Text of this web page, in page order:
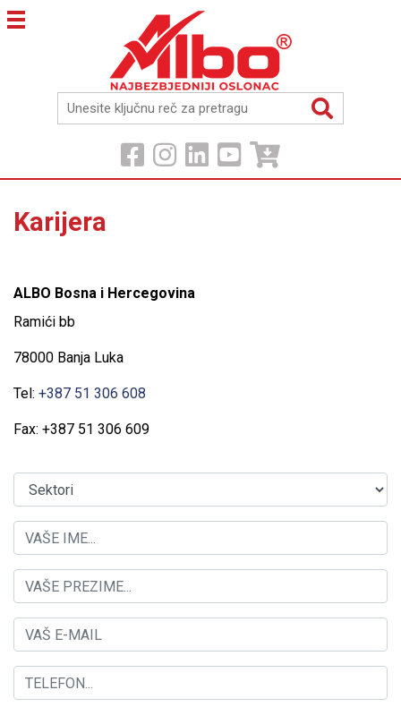
Karijera
ALBO Bosna i Hercegovina
Ramići bb
78000 Banja Luka
Tel: +387 51 306 608
Fax: +387 51 306 609